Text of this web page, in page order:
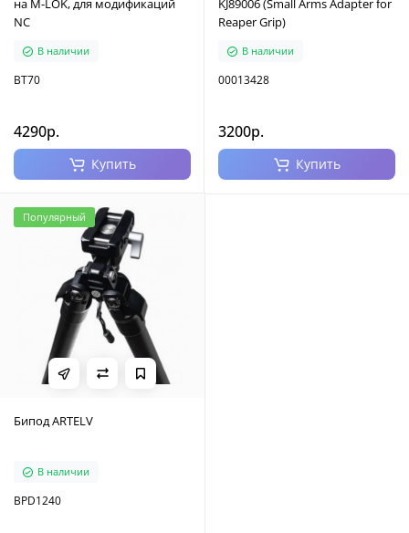
на M-LOK, для модификаций
NC
В наличии
BT70
4290р.
Купить
KJ89006 (Small Arms Adapter for
Reaper Grip)
В наличии
00013428
3200р.
Купить
Популярный
Бипод ARTELV
В наличии
BPD1240